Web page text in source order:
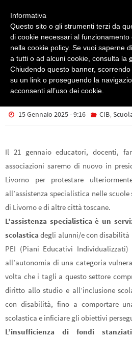
CIB COMUNICATO PRESIDIO 21 GENNAIO
COMUNICATO
GENNAIO
15 Gennaio 2025 - 9:16 CIB,
Il 21 gennaio educatori, docenti,
associazioni saremo di nuovo in
Livorno per protestare
all’assistenza specialistica nelle
di Livorno e di altre città toscane.
L’assistenza specialistica è un
scolastica degli alunni/e con disabilità
PEI (Piani Educativi
all’autonomia di una categoria
volta che i tagli a questo settore
diritto allo studio e all’inclusione
con disabilità, fino a comportare
scolastica e inficiare gli obiettivi
L’insufficienza di fondi
Informativa
Questo sito o gli strumenti terzi da
di cookie necessari al
nella cookie policy. Se vuoi saperne
a tutti o ad alcuni cookie, consulta la
Chiudendo questo banner,
su un link o proseguendo la
acconsenti all’uso dei cookie.